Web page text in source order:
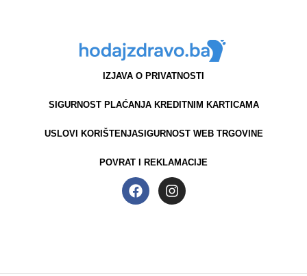
IZJAVA O PRIVATNOSTI
SIGURNOST PLAĆANJA KREDITNIM KARTICAMA
USLOVI KORIŠTENJASIGURNOST WEB TRGOVINE
POVRAT I REKLAMACIJE